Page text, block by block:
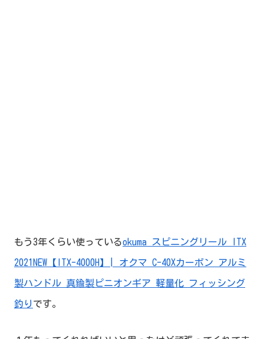
もう3年くらい使っているokuma スピニングリール ITX
2021NEW【ITX-4000H】| オクマ C-40Xカーボン アルミ
製ハンドル 真鍮製ピニオンギア 軽量化 フィッシング
釣り です。